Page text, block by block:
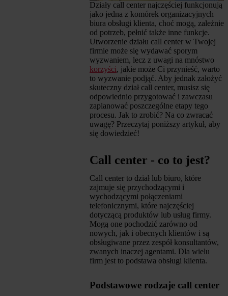
Działy call center najczęściej funkcjonują
jako jedna z komórek organizacyjnych
biura obsługi klienta, choć mogą, zależnie
od potrzeb, pełnić także inne funkcje.
Utworzenie działu call center w Twojej
firmie może się wydawać sporym
wyzwaniem, lecz z uwagi na mnóstwo
korzyści, jakie może Ci przynieść, warto
to wyzwanie podjąć. Aby jednak założyć
skuteczny dział call center, musisz się
odpowiednio przygotować i zawczasu
zaplanować poszczególne etapy tego
procesu. Jak to zrobić? Na co zwracać
uwagę? Przeczytaj poniższy artykuł, aby
się dowiedzieć!
Call center - co to jest?
Call center to dział lub biuro, które
zajmuje się przychodzącymi i
wychodzącymi połączeniami
telefonicznymi, które najczęściej
dotyczącą produktów lub usług firmy.
Mogą one pochodzić zarówno od
nowych, jak i obecnych klientów i są
obsługiwane przez zespół konsultantów,
zwanych inaczej agentami. Dla wielu
firm jest to podstawa obsługi klienta.
Podstawowe rodzaje call center